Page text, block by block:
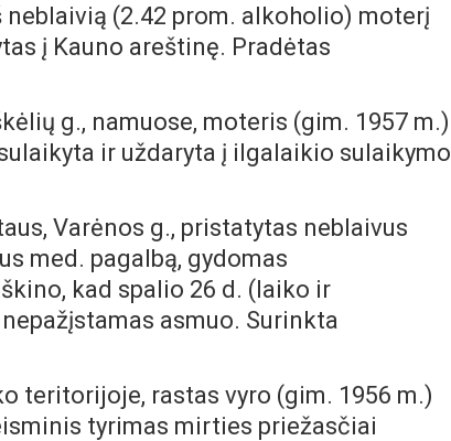
(2.42 prom. alkoholio) moterį
į Kauno areštinę. Pradėtas
g., namuose, moteris (gim. 1957 m.)
ir uždaryta į ilgalaikio sulaikymo
Varėnos g., pristatytas neblaivus
med. pagalbą, gydomas
kad spalio 26 d. (laiko ir
asmuo. Surinkta
teritorijoje, rastas vyro (gim. 1956 m.)
tyrimas mirties priežasčiai